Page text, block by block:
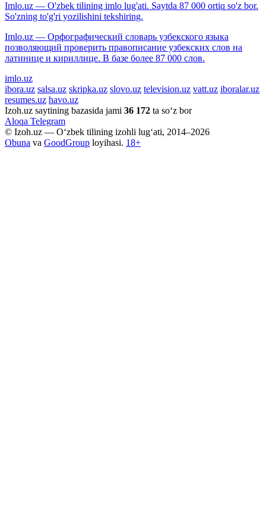
Imlo.uz — O'zbek tilining imlo lug'ati. Saytda 87 000 ortiq so'z bor.
So'zning to'g'ri yozilishini tekshiring.
Imlo.uz — Орфографический словарь узбекского языка
позволяющий проверить правописание узбекских слов на
латинице и кириллице. В базе более 87 000 слов.
imlo.uz
ibora.uz salsa.uz skripka.uz slovo.uz television.uz vatt.uz iboralar.uz
resumes.uz havo.uz
Izoh.uz saytining bazasida jami 36 172 ta so‘z bor
Aloqa Telegram
© Izoh.uz — O‘zbek tilining izohli lug‘ati, 2014–2026
Obuna va GoodGroup loyihasi. 18+